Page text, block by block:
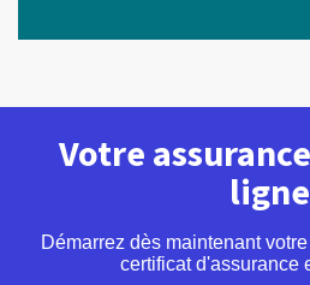
Votre
ligne
Démarrez dès maintenant
certificat d'assurance